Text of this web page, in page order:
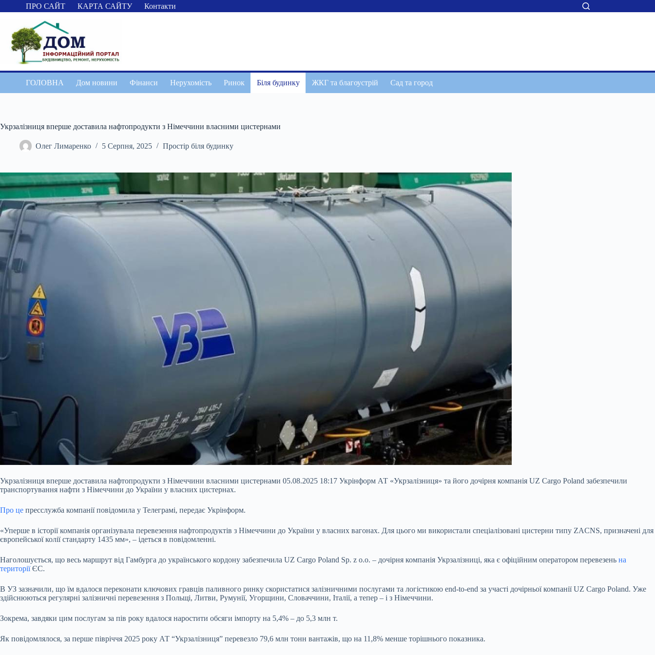
Перейти
до
ПРО САЙТ КАРТА САЙТУ Контакти
ГОЛОВНА Дом новини Фінанси Нерухомість Ринок Біля будинку ЖКГ та благоустрій Сад та город
Укрзалізниця вперше доставила нафтопродукти з Німеччини власними цистернами
Олег Лимаренко 5 Серпня, 2025 Простір біля будинку
Укрзалізниця вперше доставила нафтопродукти з Німеччини власними цистернами 05.08.2025 18:17 Укрінформ АТ «Укрзалізниця» та його дочірня компанія UZ Cargo Poland забезпечили
транспортування нафти з Німеччини до України у власних цистернах.
Про це пресслужба компанії повідомила у Телеграмі, передає Укрінформ.
«Уперше в історії компанія організувала перевезення нафтопродуктів з Німеччини до України у власних вагонах. Для цього ми використали спеціалізовані цистерни типу ZACNS, призначені для
європейської колії стандарту 1435 мм», – ідеться в повідомленні.
Наголошується, що весь маршрут від Гамбурга до українського кордону забезпечила UZ Cargo Poland Sp. z o.o. – дочірня компанія Укрзалізниці, яка є офіційним оператором перевезень на
територіїЄС.
В УЗ зазначили, що їм вдалося переконати ключових гравців паливного ринку скористатися залізничними послугами та логістикою end-to-end за участі дочірньої компанії UZ Cargo Poland. Уже
здійснюються регулярні залізничні перевезення з Польщі, Литви, Румунії, Угорщини, Словаччини, Італії, а тепер – і з Німеччини.
Зокрема, завдяки цим послугам за пів року вдалося наростити обсяги імпорту на 5,4% – до 5,3 млн т.
Як повідомлялося, за перше півріччя 2025 року АТ “Укрзалізниця” перевезло 79,6 млн тонн вантажів, що на 11,8% менше торішнього показника.